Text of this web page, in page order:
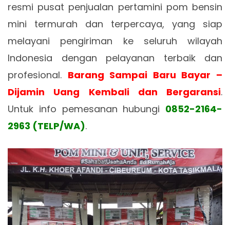
resmi pusat penjualan pertamini pom bensin
mini termurah dan terpercaya, yang siap
melayani pengiriman ke seluruh wilayah
Indonesia dengan pelayanan terbaik dan
profesional. Barang Sampai Baru Bayar –
Dijamin Uang Kembali dan Bergaransi.
Untuk info pemesanan hubungi 0852-2164-
2963 (TELP/WA).